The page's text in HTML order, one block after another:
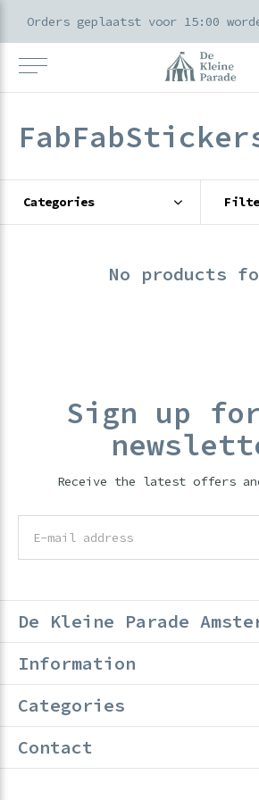
Categories
No products
Sign up
Receive the latest offers
De Kleine Parade
Information
Categories
Contact